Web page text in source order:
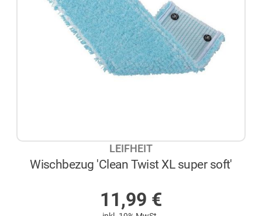
LEIFHEIT
Wischbezug 'Clean Twist XL super soft'
11,99 €